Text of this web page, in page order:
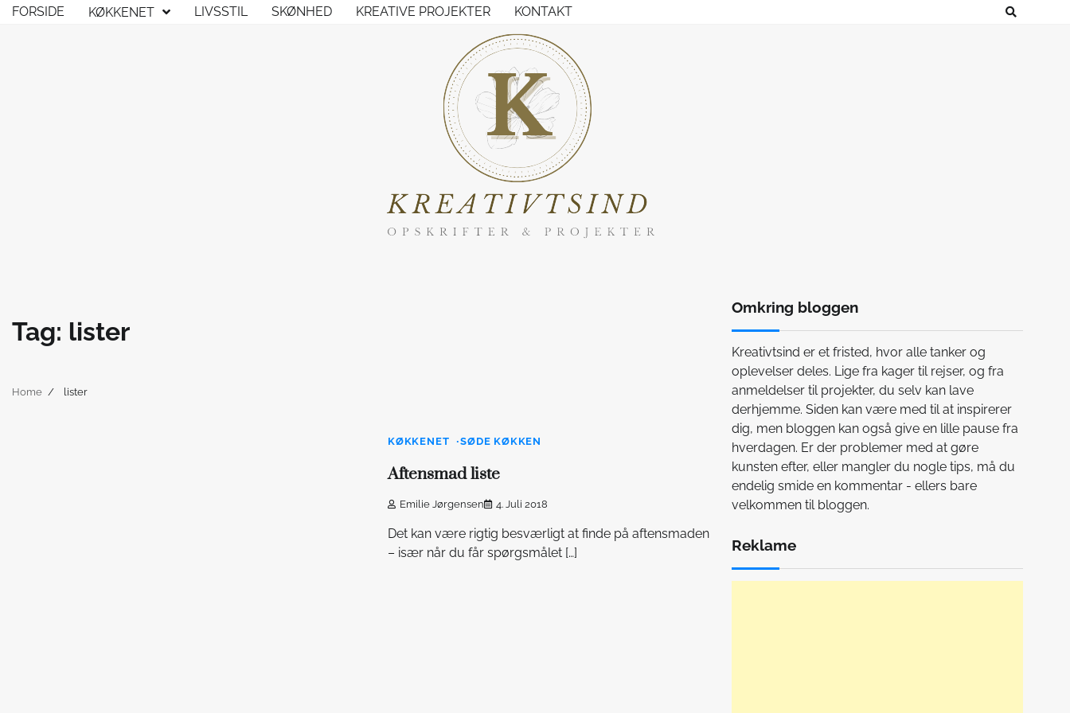
SkipFORSIDE KØKKENET LIVSSTIL SKØNHED KREATIVE PROJEKTER KONTAKT
Tag: lister
Home lister
KØKKENET SØDE KØKKEN
Aftensmad liste
Emilie Jørgensen 4. Juli 2018
Det kan være rigtig besværligt at finde på aftensmaden
– især når du får spørgsmålet […]
Omkring bloggen
Kreativtsind er et fristed, hvor alle tanker og
oplevelser deles. Lige fra kager til rejser, og fra
anmeldelser til projekter, du selv kan lave
derhjemme. Siden kan være med til at inspirerer
dig, men bloggen kan også give en lille pause fra
hverdagen. Er der problemer med at gøre
kunsten efter, eller mangler du nogle tips, må du
endelig smide en kommentar - ellers bare
velkommen til bloggen.
Reklame